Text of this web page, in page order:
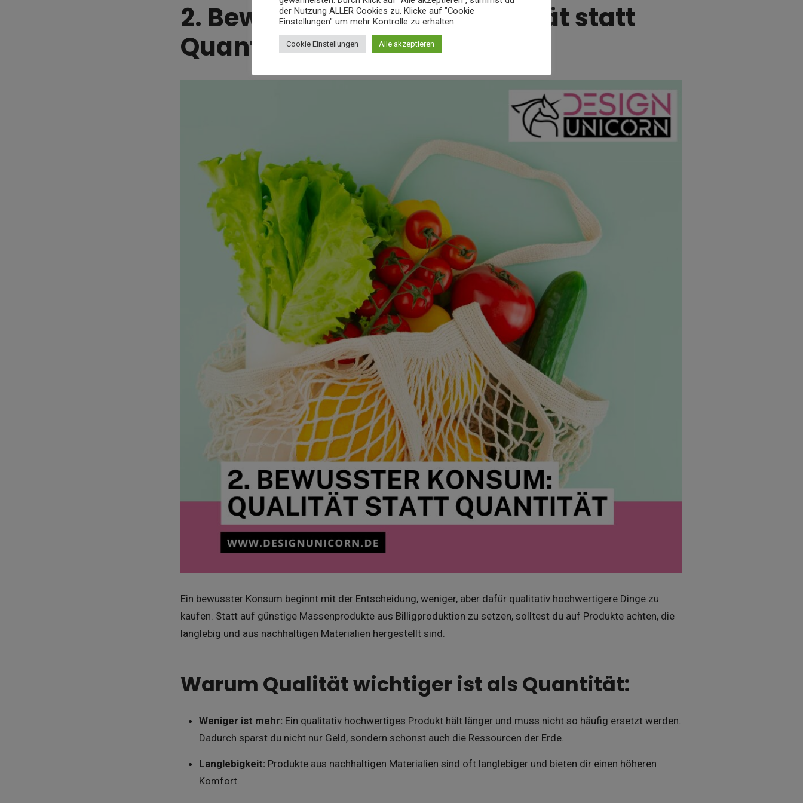
2. Bewusster Konsum: Qualität statt
Quantität
Ein bewusster Konsum beginnt mit der Entscheidung, weniger, aber dafür qualitativ hochwertigere Dinge zu
kaufen. Statt auf günstige Massenprodukte aus Billigproduktion zu setzen, solltest du auf Produkte achten, die
langlebig und aus nachhaltigen Materialien hergestellt sind.
Warum Qualität wichtiger ist als Quantität:
Weniger ist mehr: Ein qualitativ hochwertiges Produkt hält länger und muss nicht so häufig ersetzt werden.
Dadurch sparst du nicht nur Geld, sondern schonst auch die Ressourcen der Erde.
Langlebigkeit: Produkte aus nachhaltigen Materialien sind oft langlebiger und bieten dir einen höheren
Komfort.
der Nutzung ALLER Cookies zu. Klicke auf "Cookie
Einstellungen" um mehr Kontrolle zu erhalten.
Cookie Einstellungen Alle akzeptieren